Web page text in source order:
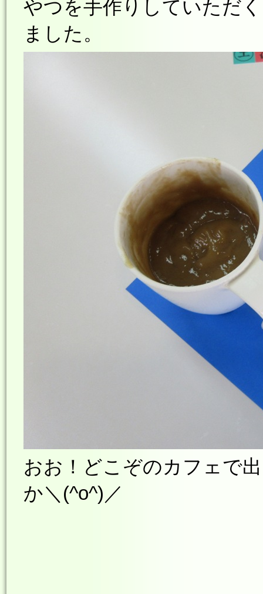
やつを手作りしていただ
ました。
おお！どこぞのカフェで
か＼(^o^)／